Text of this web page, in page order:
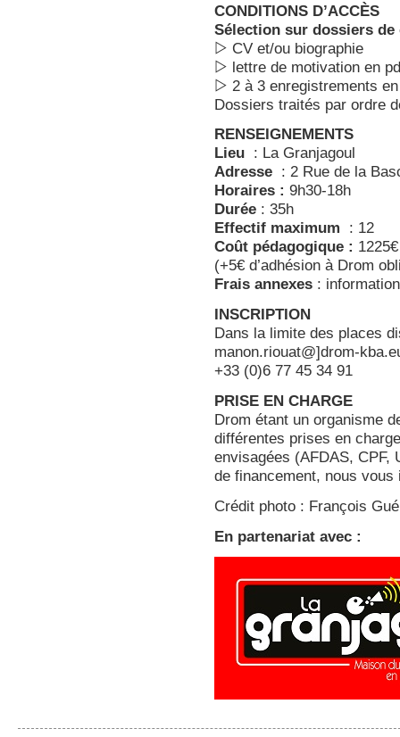
CONDITIONS D’ACCÈS
Sélection sur dossiers
▷ CV et/ou biographie
▷ lettre de motivation en
▷ 2 à 3 enregistrements
Dossiers traités par ordre
RENSEIGNEMENTS
Lieu : La Granjagoul
Adresse : 2 Rue de la
Horaires : 9h30-18h
Durée : 35h
Effectif maximum : 12
Coût pédagogique : 1225€
(+5€ d’adhésion à Drom
Frais annexes :
INSCRIPTION
Dans la limite des places
manon.riouat@]drom-
+33 (0)6 77 45 34 91
PRISE EN CHARGE
Drom étant un organisme
différentes prises en
envisagées (AFDAS, CPF,
de financement, nous
Crédit photo : François
En partenariat avec :